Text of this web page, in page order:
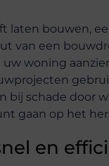
laten bouwen,
van een
woning
bij schade door
gaan op het
en